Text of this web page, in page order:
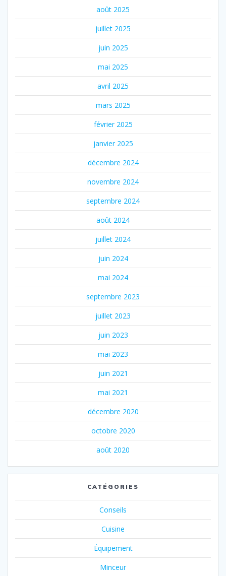
août 2025
juillet 2025
juin 2025
mai 2025
avril 2025
mars 2025
février 2025
janvier 2025
décembre 2024
novembre 2024
septembre 2024
août 2024
juillet 2024
juin 2024
mai 2024
septembre 2023
juillet 2023
juin 2023
mai 2023
juin 2021
mai 2021
décembre 2020
octobre 2020
août 2020
CATÉGORIES
Conseils
Cuisine
Équipement
Minceur